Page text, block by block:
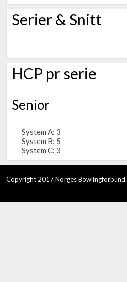
Serier & Snitt
HCP pr serie
Senior
System A: 3
System B: 5
System C: 3
Copyright 2017 Norges Bowlingforbund.